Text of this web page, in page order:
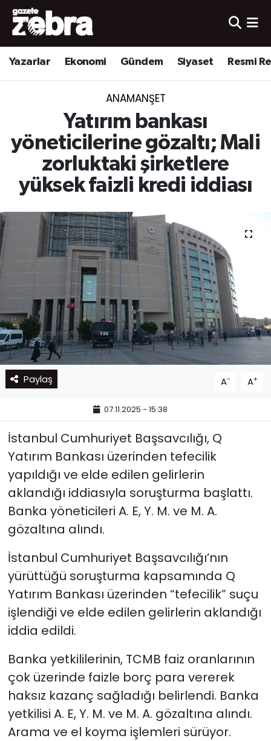
Yazarlar Ekonomi Gündem Siyaset Resmi
ANAMANŞET
Yatırım bankası
yöneticilerine gözaltı; Mali
zorluktaki şirketlere
yüksek faizli kredi iddiası
Paylaş A- A+
07.11.2025 - 15:38
İstanbul Cumhuriyet Başsavcılığı, Q
Yatırım Bankası üzerinden tefecilik
yapıldığı ve elde edilen gelirlerin
aklandığı iddiasıyla soruşturma başlattı.
Banka yöneticileri A. E, Y. M. ve M. A.
gözaltına alındı.
İstanbul Cumhuriyet Başsavcılığı’nın
yürüttüğü soruşturma kapsamında Q
Yatırım Bankası üzerinden “tefecilik” suçu
işlendiği ve elde edilen gelirlerin aklandığı
iddia edildi.
Banka yetkililerinin, TCMB faiz oranlarının
çok üzerinde faizle borç para vererek
haksız kazanç sağladığı belirlendi. Banka
yetkilisi A. E, Y. M. ve M. A. gözaltına alındı.
Arama ve el koyma işlemleri sürüyor.
Yazarlar
Ekonomi
Yerel
Spor
Nöbetçi Eczaneler
Hava Durumu
Süper Lig Puan Durumu ve Fikstür
Tüm Manşetler
Haber Arşivi